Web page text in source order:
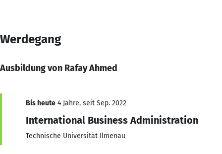
Werdegang
Ausbildung von Rafay Ahmed
Bis heute 4 Jahre, seit Sep. 2022
International Business Administration
Technische Universität Ilmenau